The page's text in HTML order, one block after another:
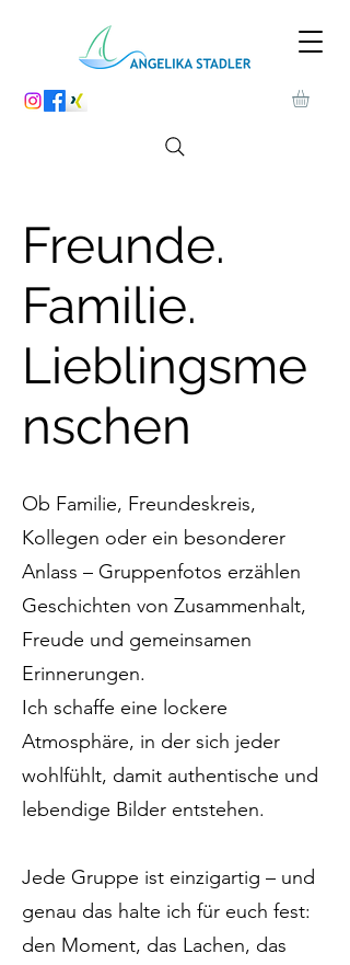
Freunde.
Familie.
Lieblingsme
nschen
Ob Familie, Freundeskreis,
Kollegen oder ein besonderer
Anlass – Gruppenfotos erzählen
Geschichten von Zusammenhalt,
Freude und gemeinsamen
Erinnerungen.
Ich schaffe eine lockere
Atmosphäre, in der sich jeder
wohlfühlt, damit authentische und
lebendige Bilder entstehen.
Jede Gruppe ist einzigartig – und
genau das halte ich für euch fest:
den Moment, das Lachen, das